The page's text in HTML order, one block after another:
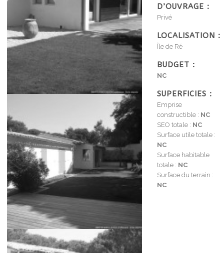
D’OUVRAGE :
Privé
LOCALISATION :
Île de Ré
BUDGET :
NC
SUPERFICIES :
Emprise
constructible : NC
SEO totale : NC
Surface utile totale :
NC
Surface habitable
totale : NC
Surface du terrain :
NC